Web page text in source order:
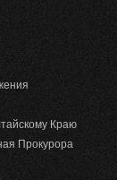
Краю
Прокурора